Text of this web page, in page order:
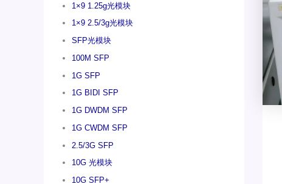
1×9 1.25g光模块
1×9 2.5/3g光模块
SFP光模块
100M SFP
1G SFP
1G BIDI SFP
1G DWDM SFP
1G CWDM SFP
2.5/3G SFP
10G 光模块
10G SFP+